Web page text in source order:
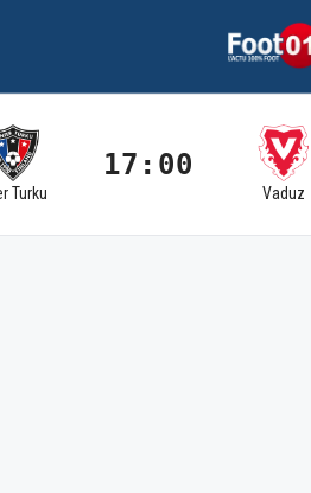
Turku
17:00
Vaduz